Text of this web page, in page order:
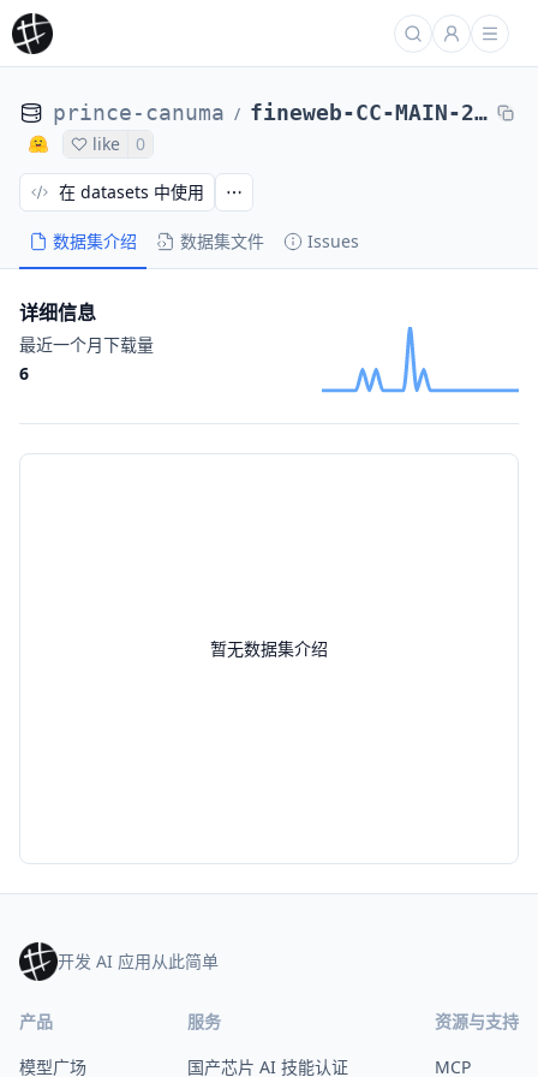
prince-canuma / fineweb-CC-MAIN-2024-10-8B-en
like 0
数据集介绍 数据集文件 Issues
在 datasets 中使用
暂无数据集介绍
详细信息
最近一个月下载量
6
开发 AI 应用从此简单
产品
模型广场
服务
国产芯片 AI 技能认证
资源与支持
MCP